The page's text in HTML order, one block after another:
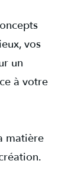
vos
un
à votre
matière